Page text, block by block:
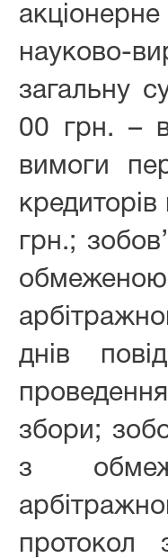
науково-
загальну
00 грн. –
вимоги
грн.;
днів
збори;
з
протокол